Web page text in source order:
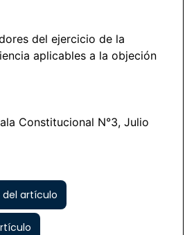
del ejercicio de la
aplicables a la objeción
Constitucional N°3, Julio
del artículo